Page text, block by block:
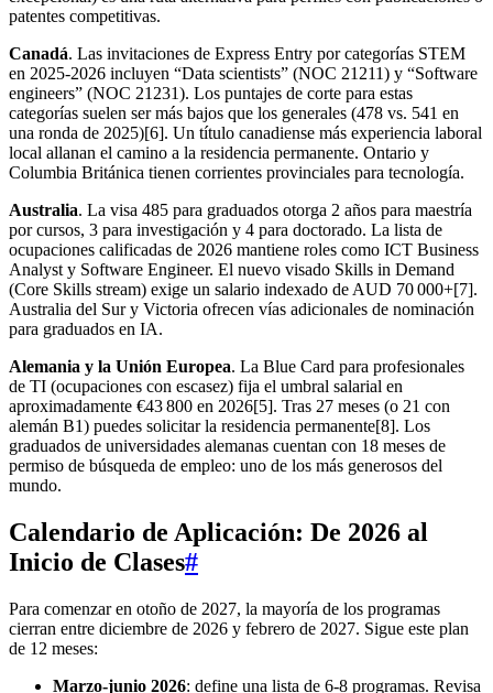
patentes competitivas.
Canadá. Las invitaciones de Express Entry por categorías STEM
en 2025‑2026 incluyen “Data scientists” (NOC 21211) y “Software
engineers” (NOC 21231). Los puntajes de corte para estas
categorías suelen ser más bajos que los generales (478 vs. 541 en
una ronda de 2025)[6]. Un título canadiense más experiencia laboral
local allanan el camino a la residencia permanente. Ontario y
Columbia Británica tienen corrientes provinciales para tecnología.
Australia. La visa 485 para graduados otorga 2 años para maestría
por cursos, 3 para investigación y 4 para doctorado. La lista de
ocupaciones calificadas de 2026 mantiene roles como ICT Business
Analyst y Software Engineer. El nuevo visado Skills in Demand
(Core Skills stream) exige un salario indexado de AUD 70 000+[7].
Australia del Sur y Victoria ofrecen vías adicionales de nominación
para graduados en IA.
Alemania y la Unión Europea. La Blue Card para profesionales
de TI (ocupaciones con escasez) fija el umbral salarial en
aproximadamente €43 800 en 2026[5]. Tras 27 meses (o 21 con
alemán B1) puedes solicitar la residencia permanente[8]. Los
graduados de universidades alemanas cuentan con 18 meses de
permiso de búsqueda de empleo: uno de los más generosos del
mundo.
Calendario de Aplicación: De 2026 al
Inicio de Clases#
Para comenzar en otoño de 2027, la mayoría de los programas
cierran entre diciembre de 2026 y febrero de 2027. Sigue este plan
de 12 meses:
Marzo‑junio 2026: define una lista de 6‑8 programas. Revisa